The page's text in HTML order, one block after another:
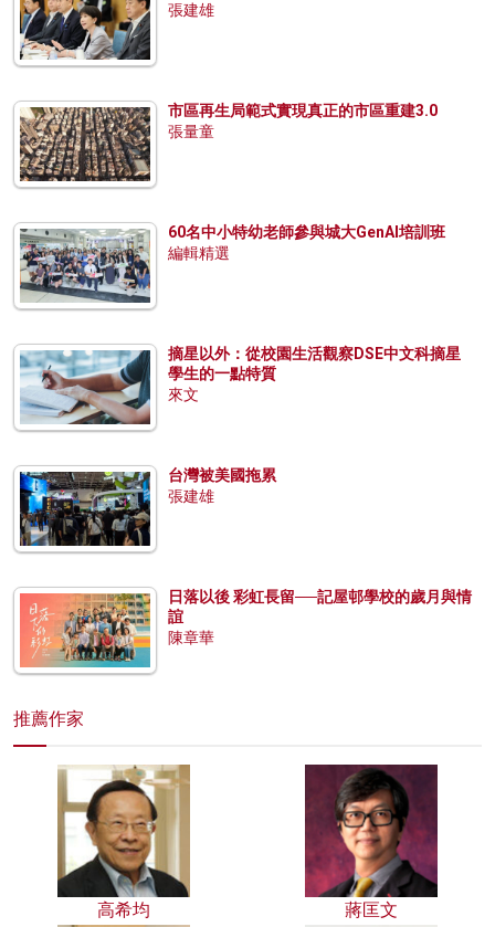
張建雄
市區再生局範式實現真正的市區重建3.0
張量童
60名中小特幼老師參與城大GenAI培訓班
編輯精選
摘星以外：從校園生活觀察DSE中文科摘星
學生的一點特質
來文
台灣被美國拖累
張建雄
日落以後 彩虹長留──記屋邨學校的歲月與情
誼
陳章華
推薦作家
高希均 蔣匡文